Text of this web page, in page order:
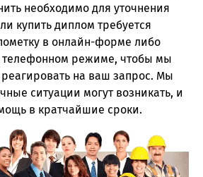
необходимо для уточнения
купить диплом требуется
в онлайн-форме либо
телефонном режиме, чтобы мы
на ваш запрос. Мы
ситуации могут возникать, и
в кратчайшие сроки.